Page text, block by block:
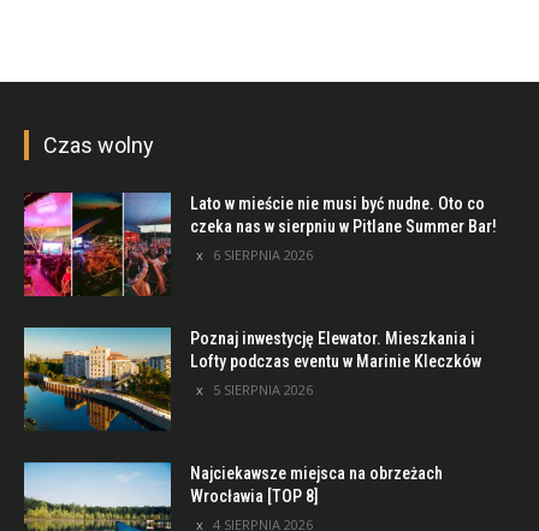
Czas wolny
Lato w mieście nie musi być nudne. Oto co
czeka nas w sierpniu w Pitlane Summer Bar!
6 SIERPNIA 2026
Poznaj inwestycję Elewator. Mieszkania i
Lofty podczas eventu w Marinie Kleczków
5 SIERPNIA 2026
Najciekawsze miejsca na obrzeżach
Wrocławia [TOP 8]
4 SIERPNIA 2026